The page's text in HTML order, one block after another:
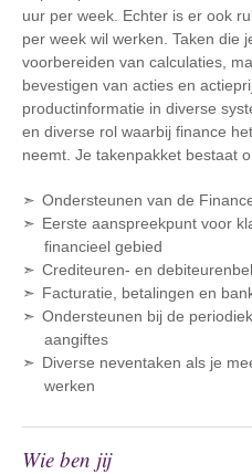
uur per week. Echter is er ook
per week wil werken. Taken die
voorbereiden van calculaties,
bevestigen van acties en
productinformatie in diverse
en diverse rol waarbij finance
neemt. Je takenpakket bestaat
Ondersteunen van de
Eerste aanspreekpunt voor
financieel gebied
Crediteuren- en
Facturatie, betalingen en
Ondersteunen bij de
aangiftes
Diverse neventaken als je
werken
Wie ben jij